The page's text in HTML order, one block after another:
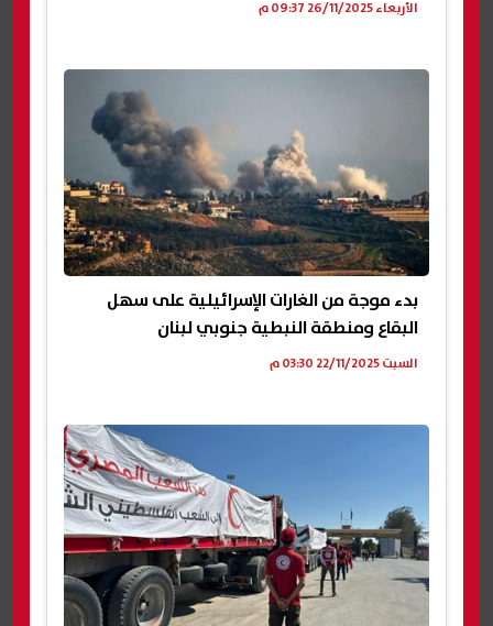
الأربعاء 26/11/2025 09:37 م
بدء موجة من الغارات الإسرائيلية على سهل
البقاع ومنطقة النبطية جنوبي لبنان
السبت 22/11/2025 03:30 م